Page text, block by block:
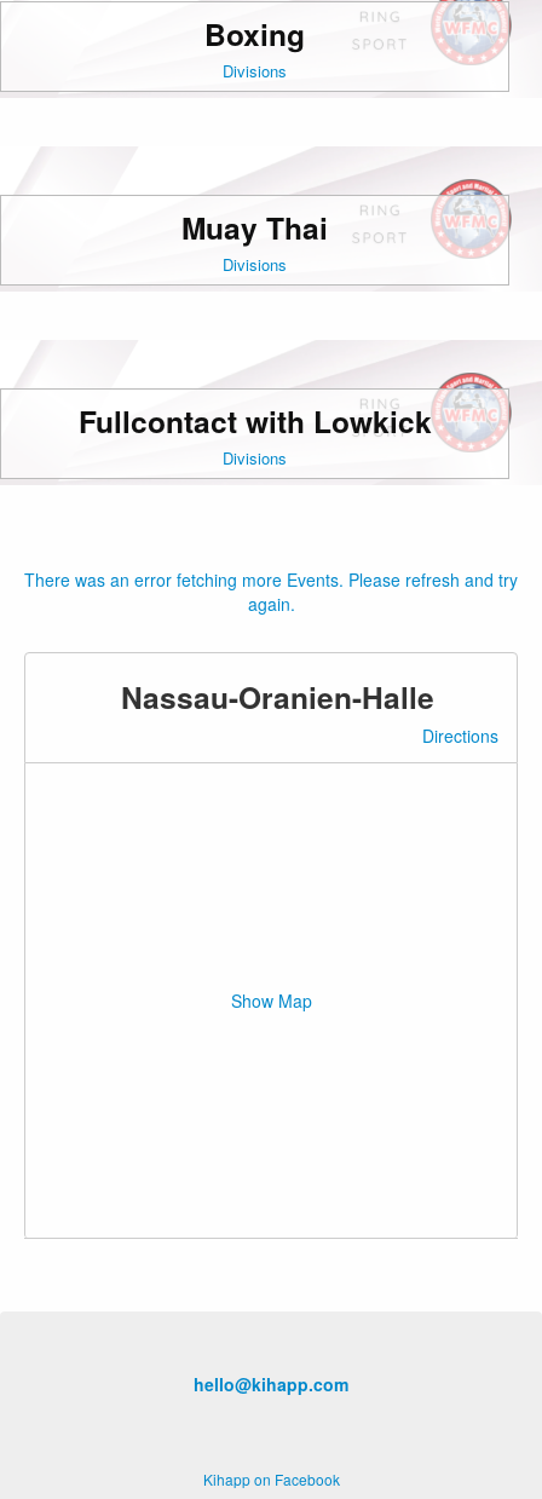
Boxing
Divisions
Muay Thai
Divisions
Fullcontact with Lowkick
Divisions
There was an error fetching more Events. Please refresh and try
again.
Nassau-Oranien-Halle
Directions
Show Map
hello@kihapp.com
Kihapp on Facebook